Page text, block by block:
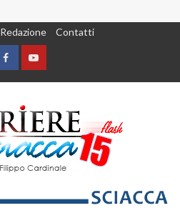
Redazione Contatti
FacebookYountube